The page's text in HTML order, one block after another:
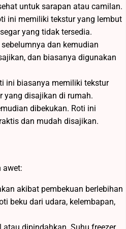
untuk sarapan atau camilan.
ini memiliki tekstur yang lembut
yang tidak tersedia.
dan kemudian
dan biasanya digunakan
ini biasanya memiliki tekstur
yang disajikan di rumah.
dibekukan. Roti ini
dan mudah disajikan.
awet:
akibat pembekuan berlebihan
beku dari udara, kelembapan,